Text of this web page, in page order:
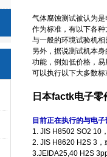
气体腐蚀测试被认为
作为标准，有以下各种
与一般的环境试验机
另外，据说测试机本
功能，例如低价格，
可以执行以下大多数标
日本factk电子零
目前正在执行的与电
1. JIS H8502 SO2 10
2. JIS H8620 H2S 3
3.JEIDA25,40 H2S